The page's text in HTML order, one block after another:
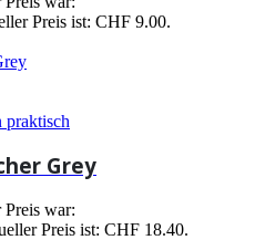
Preis ist: CHF 9.00.
praktisch
Grey
war:
Preis ist: CHF 18.40.